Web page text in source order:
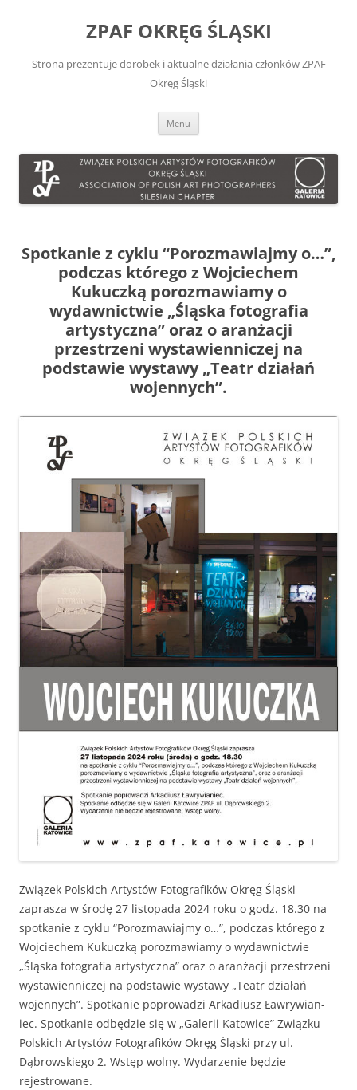
ZPAF OKRĘG ŚLĄSKI
Strona prezentuje dorobek i aktualne działania członków ZPAF
Okręg Śląski
Menu
Spotkanie z cyklu “Porozmawiajmy o…”,
podczas którego z Wojciechem
Kukuczką porozmawiamy o
wydawnictwie „Śląska fotografia
artystyczna” oraz o aranżacji
przestrzeni wystawienniczej na
podstawie wystawy „Teatr działań
wojennych”.
Związek Pol­s­kich Artys­tów Fotografików Okręg Śląs­ki
zaprasza w środę 27 listopa­da 2024 roku o godz. 18.30 na
spotkanie z cyk­lu “Poroz­maw­ia­jmy o…”, pod­czas którego z
Woj­ciechem Kukuczką poroz­maw­iamy o wydawnictwie
„Śląs­ka fotografia artysty­cz­na” oraz o aranżacji przestrzeni
wys­taw­i­en­niczej na pod­staw­ie wys­tawy „Teatr dzi­ałań
wojen­nych”. Spotkanie poprowadzi Arka­diusz Ławry­wian­
iec. Spotkanie odbędzie się w „Galerii Katow­ice” Związku
Pol­s­kich Artys­tów Fotografików Okręg Śląs­ki przy ul.
Dąbrowskiego 2. Wstęp wol­ny. Wydarze­nie będzie
rejestrowane.